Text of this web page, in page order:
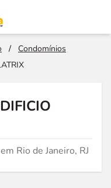
/
Condomínios
Rio de Janeiro, RJ